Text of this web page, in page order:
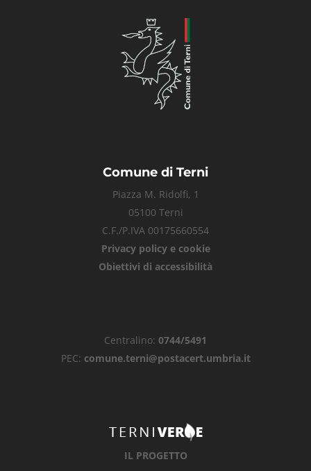
Comune di Terni
Piazza M. Ridolfi, 1
05100 Terni
C.F./P.IVA 00175660554
Privacy policy e cookie
Obiettivi di accessibilità
Centralino: 0744/5491
PEC: comune.terni@postacert.umbria.it
IL PROGETTO